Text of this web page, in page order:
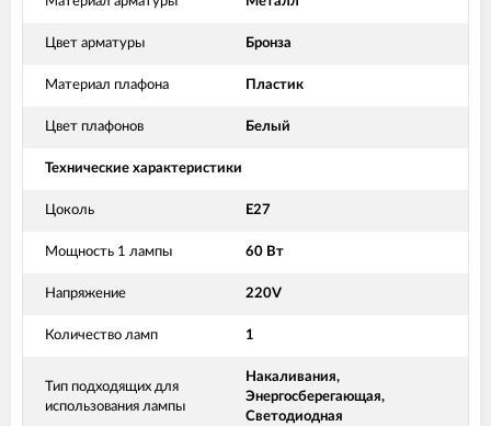
Цвет арматуры Бронза
Материал плафона Пластик
Цвет плафонов Белый
Технические характеристики
Цоколь E27
Мощность 1 лампы 60 Вт
Напряжение 220V
Количество ламп 1
Тип подходящих для
использования лампы
Накаливания,
Энергосберегающая,
Светодиодная